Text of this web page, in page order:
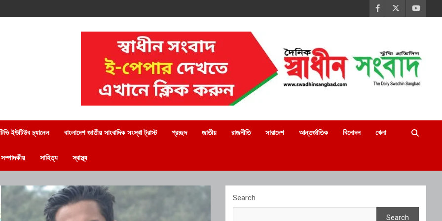
ইউটিউব চ্যানেল বাংলাদেশ জাতীয় সাংবাদিক সংস্থা ট্রাস্ট প্রচ্ছদ জাতীয় রাজনীতি সারাদেশ আন্তর্জাতিক বিনোদন খেলা
সম্পাদকীয় সাহিত্য স্বাস্থ্য
Search
Search